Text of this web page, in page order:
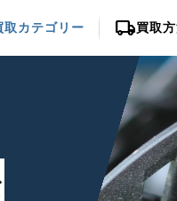
取カテゴリー local_shipping買取